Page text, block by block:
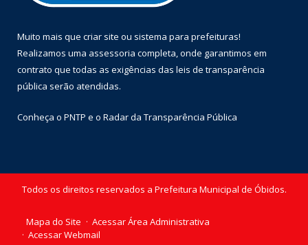
Muito mais que criar site ou sistema para prefeituras!
Realizamos uma assessoria completa, onde garantimos em
contrato que todas as exigências das leis de transparência
pública serão atendidas.
Conheça o PNTP e o Radar da Transparência Pública
Todos os direitos reservados a Prefeitura Municipal de Óbidos.
Mapa do Site
Acessar Área Administrativa
Acessar Webmail